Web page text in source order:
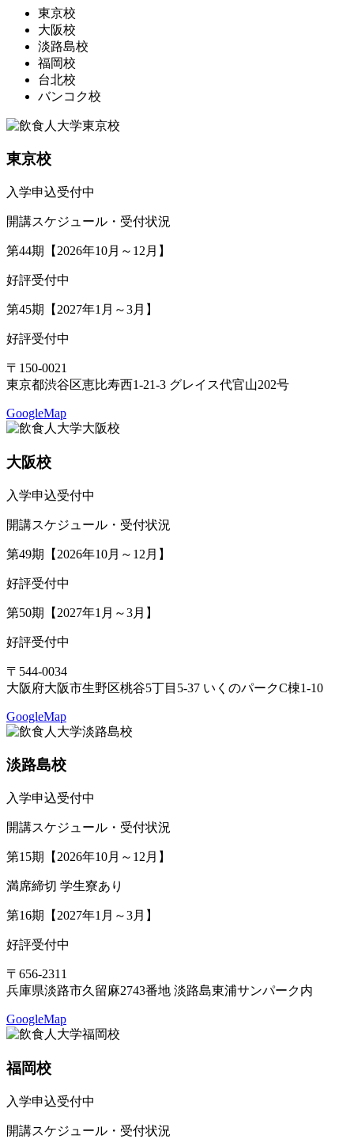
東京校
大阪校
淡路島校
福岡校
台北校
バンコク校
東京校
入学申込受付中
開講スケジュール・受付状況
第44期【2026年10月～12月】
好評受付中
第45期【2027年1月～3月】
好評受付中
〒150-0021
東京都渋谷区恵比寿西1-21-3 グレイス代官山202号
GoogleMap
大阪校
入学申込受付中
開講スケジュール・受付状況
第49期【2026年10月～12月】
好評受付中
第50期【2027年1月～3月】
好評受付中
〒544-0034
大阪府大阪市生野区桃谷5丁目5-37 いくのパークC棟1-10
GoogleMap
淡路島校
入学申込受付中
開講スケジュール・受付状況
第15期【2026年10月～12月】
満席締切 学生寮あり
第16期【2027年1月～3月】
好評受付中
〒656-2311
兵庫県淡路市久留麻2743番地 淡路島東浦サンパーク内
GoogleMap
福岡校
入学申込受付中
開講スケジュール・受付状況